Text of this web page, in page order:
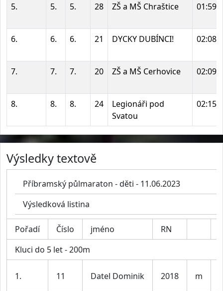
5. 5. 5. 28 ZŠ a MŠ Chraštice
6. 6. 6. 21 DYCKY DUBÍNCI!
7. 7. 7. 20 ZŠ a MŠ Cerhovice
8. 8. 8. 24
Legionáři pod
Svatou
Výsledky textově
Příbramský půlmaraton - děti - 11.06.2023
Výsledková listina
Pořadí Číslo jméno RN
Kluci do 5 let - 200m
1. 11 Datel Dominik 2018 m